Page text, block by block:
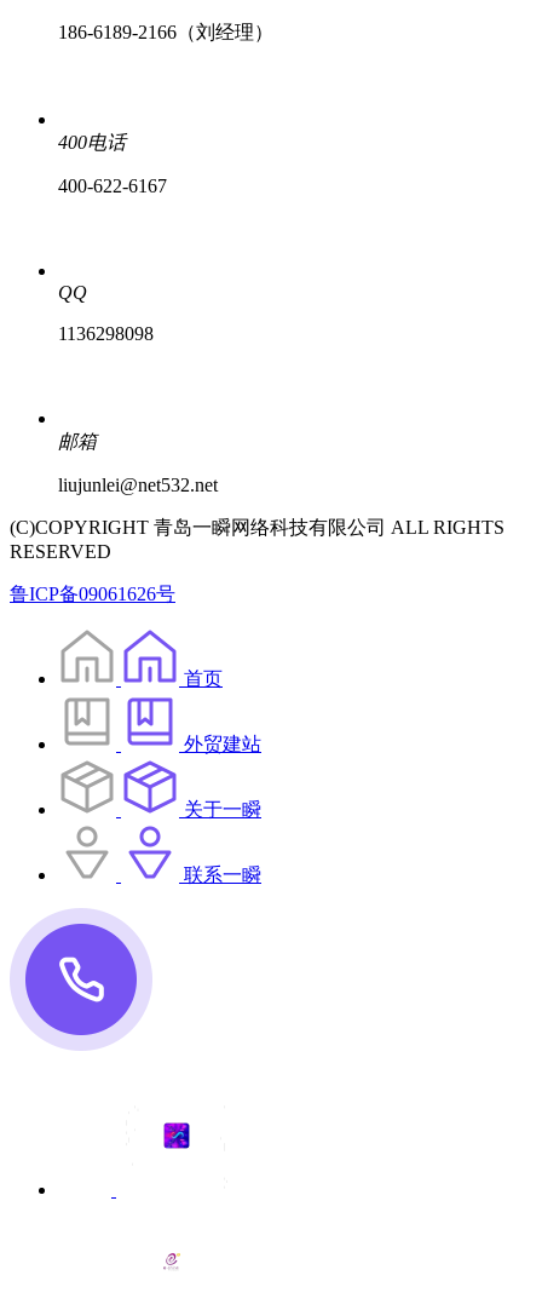
186-6189-2166（刘经理）
400电话
400-622-6167
QQ
1136298098
邮箱
liujunlei@net532.net
(C)COPYRIGHT 青岛一瞬网络科技有限公司 ALL RIGHTS
RESERVED
鲁ICP备09061626号
首页
外贸建站
关于一瞬
联系一瞬